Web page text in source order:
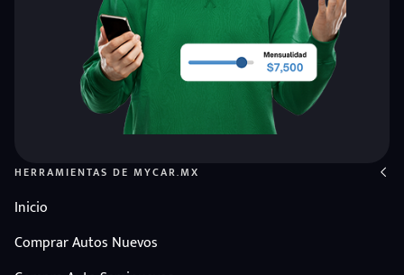
HERRAMIENTAS DE MYCAR.MX
Inicio
Comprar Autos Nuevos